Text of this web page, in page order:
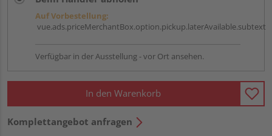
Auf Vorbestellung:
vue.ads.priceMerchantBox.option.pickup.laterAvailable.subtext
Verfügbar in der Ausstellung - vor Ort ansehen.
In den Warenkorb
Komplettangebot anfragen